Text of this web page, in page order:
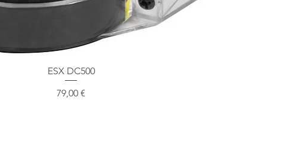
Schnellansicht
ESX DC500
Preis
79,00 €